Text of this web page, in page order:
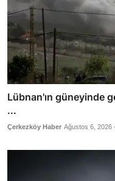
Lübnan'ın güneyinde
...
Çerkezköy Haber Ağustos 6, 2026